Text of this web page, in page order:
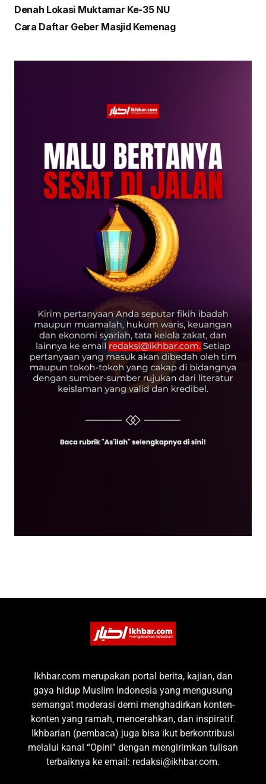
Denah Lokasi Muktamar Ke-35 NU
Cara Daftar Geber Masjid Kemenag
Ikhbar.com merupakan portal berita, kajian, dan
gaya hidup Muslim Indonesia yang mengusung
semangat moderasi demi menghadirkan konten-
konten yang ramah, mencerahkan, dan inspiratif.
Ikhbarian (pembaca) juga bisa ikut berkontribusi
melalui kanal “Opini” dengan mengirimkan tulisan
terbaiknya ke email: redaksi@ikhbar.com.